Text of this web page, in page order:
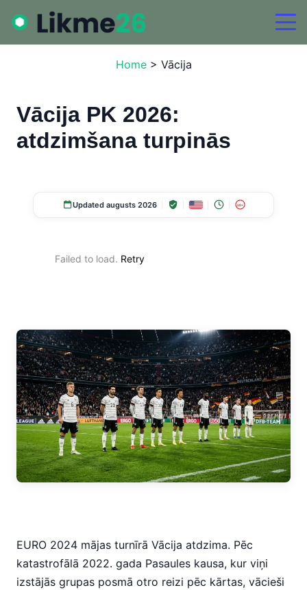
Home > Vācija
Vācija PK 2026:
atdzimšana turpinās
Updated augusts 2026 18+
Failed to load. Retry
EURO 2024 mājas turnīrā Vācija atdzima. Pēc
katastrofālā 2022. gada Pasaules kausa, kur viņi
izstājās grupas posmā otro reizi pēc kārtas, vācieši